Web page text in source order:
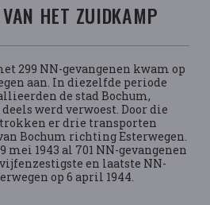
VAN HET ZUIDKAMP
299 NN-gevangenen kwam op
aan. In diezelfde periode
de stad Bochum,
werd verwoest. Door die
er drie transporten
Bochum richting Esterwegen.
mei 1943 al 701 NN-gevangenen
en laatste NN-
op 6 april 1944.